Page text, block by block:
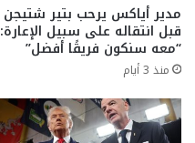
مدير أياكس يرحب بتير شتيجن
قبل انتقاله على سبيل الإعارة:
“معه سنكون فريقًا أفضل”
منذ 3 أيام